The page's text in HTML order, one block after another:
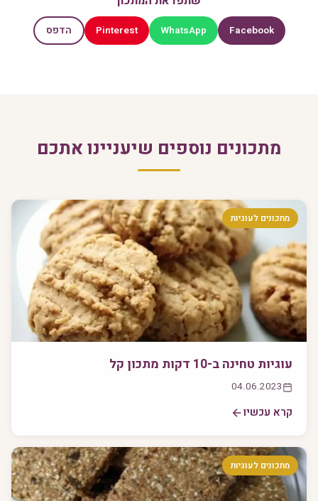
Facebook
WhatsApp
Pinterest הדפס
מתכונים נוספים שיעניינו אתכם
מתכונים לעוגיות
עוגיות טחינה ב-10 דקות מתכון קל
04.06.2023
קרא עכשיו
מתכונים לעוגיות